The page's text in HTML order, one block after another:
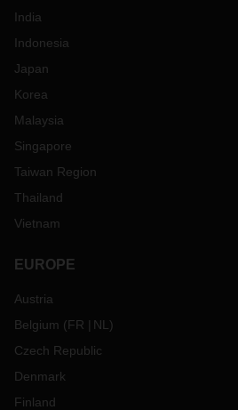
India
Indonesia
Japan
Korea
Malaysia
Singapore
Taiwan Region
Thailand
Vietnam
EUROPE
Austria
Belgium (FR NL )
Czech Republic
Denmark
Finland